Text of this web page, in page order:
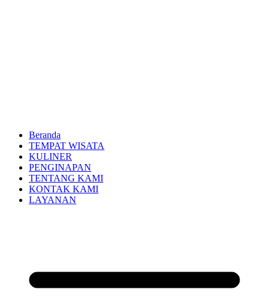
Beranda
TEMPAT WISATA
KULINER
PENGINAPAN
TENTANG KAMI
KONTAK KAMI
LAYANAN